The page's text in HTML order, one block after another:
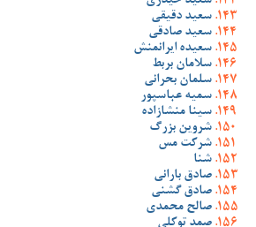
سعید دقیقی
سعید صادقی
سعیده ایرانمنش
سلامان بربط
سلمان بحرانی
سمیه عباسپور
سینا منشازاده
شروین بزرگ
شرکت مس
شنا
صادق بارانی
صادق گشنی
صالح محمدی
صمد توکلی